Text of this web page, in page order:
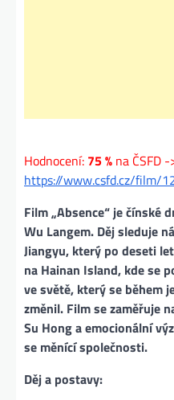
Hodnocení: 75 % na ČSFD -
https://www.csfd.cz/film/
Film „Absence“ je čínské
Wu Langem. Děj sleduje
Jiangyu, který po deseti
na Hainan Island, kde se
ve světě, který se během
změnil. Film se zaměřuje
Su Hong a emocionální
se měnící společnosti.
Děj a postavy: